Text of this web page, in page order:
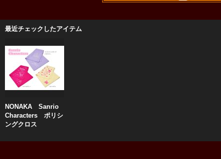
最近チェックしたアイテム
NONAKA Sanrio
Characters ポリシ
ングクロス